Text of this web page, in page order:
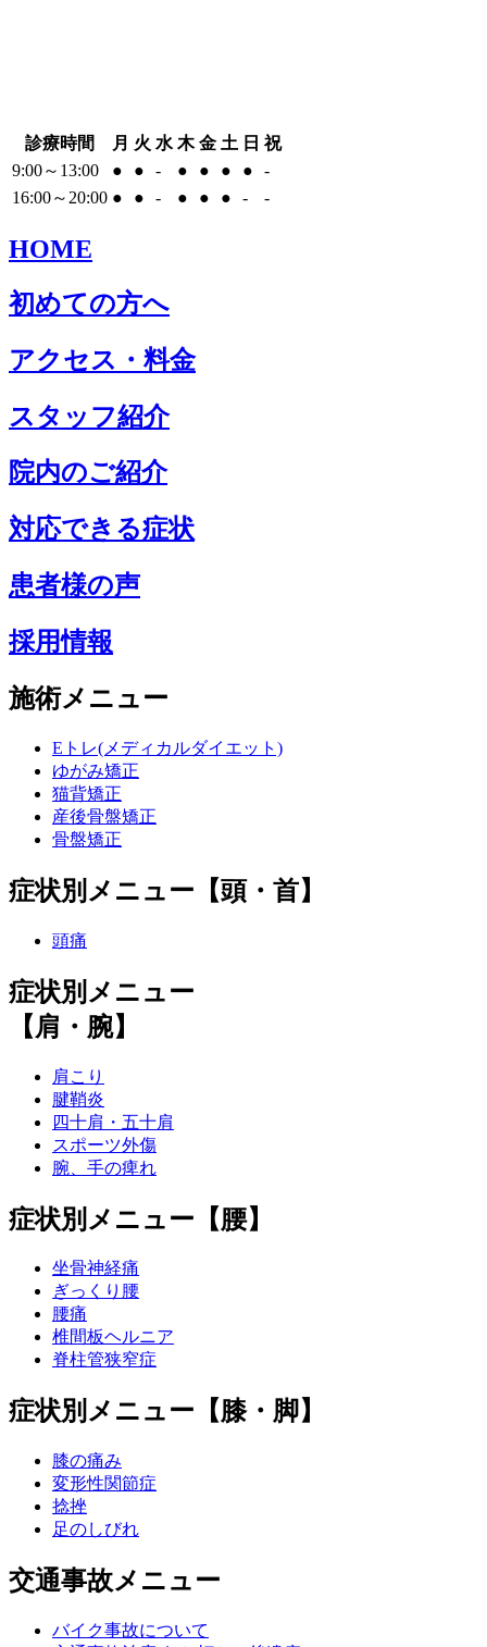
診療時間 月 火 水 木 金 土 日 祝
9:00～13:00
● ● - ● ● ● ●
-
16:00～20:00 ● ● - ● ● ● - -
HOME
初めての方へ
アクセス・料金
スタッフ紹介
院内のご紹介
対応できる症状
患者様の声
採用情報
施術メニュー
Eトレ(メディカルダイエット)
ゆがみ矯正
猫背矯正
産後骨盤矯正
骨盤矯正
症状別メニュー【頭・首】
頭痛
症状別メニュー
【肩・腕】
肩こり
腱鞘炎
四十肩・五十肩
スポーツ外傷
腕、手の痺れ
症状別メニュー【腰】
坐骨神経痛
ぎっくり腰
腰痛
椎間板ヘルニア
脊柱管狭窄症
症状別メニュー【膝・脚】
膝の痛み
変形性関節症
捻挫
足のしびれ
交通事故メニュー
バイク事故について